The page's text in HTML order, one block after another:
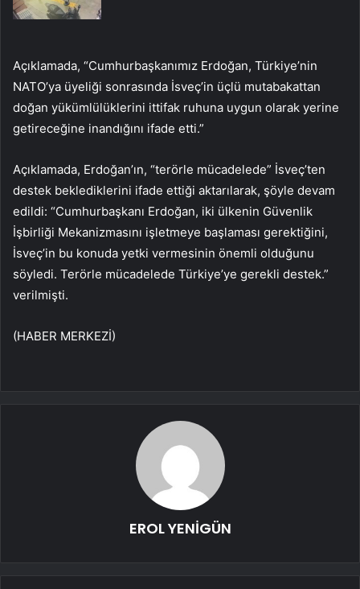
Açıklamada, “Cumhurbaşkanımız Erdoğan, Türkiye’nin
NATO’ya üyeliği sonrasında İsveç’in üçlü mutabakattan
doğan yükümlülüklerini ittifak ruhuna uygun olarak yerine
getireceğine inandığını ifade etti.”
Açıklamada, Erdoğan’ın, “terörle mücadelede” İsveç’ten
destek beklediklerini ifade ettiği aktarılarak, şöyle devam
edildi: “Cumhurbaşkanı Erdoğan, iki ülkenin Güvenlik
İşbirliği Mekanizmasını işletmeye başlaması gerektiğini,
İsveç’in bu konuda yetki vermesinin önemli olduğunu
söyledi. Terörle mücadelede Türkiye’ye gerekli destek.”
verilmişti.
(HABER MERKEZİ)
EROL YENİGÜN